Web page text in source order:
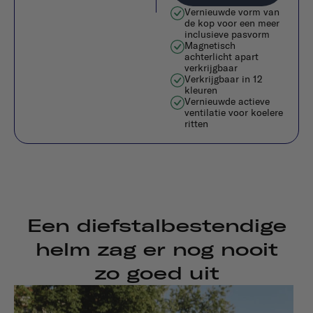
Vernieuwde vorm van
de kop voor een meer
inclusieve pasvorm
Magnetisch
achterlicht apart
verkrijgbaar
Verkrijgbaar in 12
kleuren
Vernieuwde actieve
ventilatie voor koelere
ritten
Een diefstalbestendige
helm zag er nog nooit
zo goed uit